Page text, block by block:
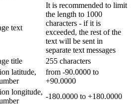
text
It is recommended to limit
the length to 1000
characters - if it is
exceeded, the rest of the
text will be sent in
separate text messages
title
255 characters
latitude,
from -90.0000 to
+90.0000
longitude,
-180.0000 to +180.0000